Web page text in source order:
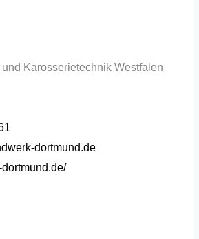
Karosserietechnik Westfalen
dortmund.de